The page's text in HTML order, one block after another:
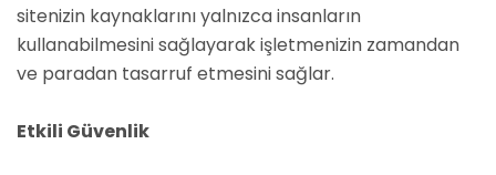
sitenizin kaynaklarını yalnızca insanların
kullanabilmesini sağlayarak işletmenizin zamandan
ve paradan tasarruf etmesini sağlar.
Etkili Güvenlik